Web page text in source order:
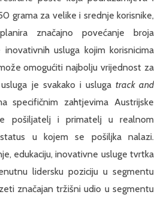
grama za velike i srednje korisnike,
značajno povećanje broja
usluga kojim korisnicima
omogućiti najbolju vrijednost za
je svakako i usluga track and
specifičnim zahtjevima Austrijske
pošiljatelj i primatelj u realnom
u kojem se pošiljka nalazi.
edukaciju, inovativne usluge tvrtka
lidersku poziciju u segmentu
značajan tržišni udio u segmentu